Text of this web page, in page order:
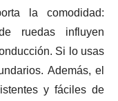
la comodidad:
ruedas influyen
Si lo usas
Además, el
y fáciles de